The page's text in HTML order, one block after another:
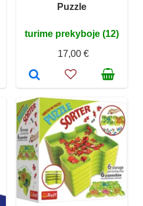
Puzzle
turime prekyboje (12)
17,00 €